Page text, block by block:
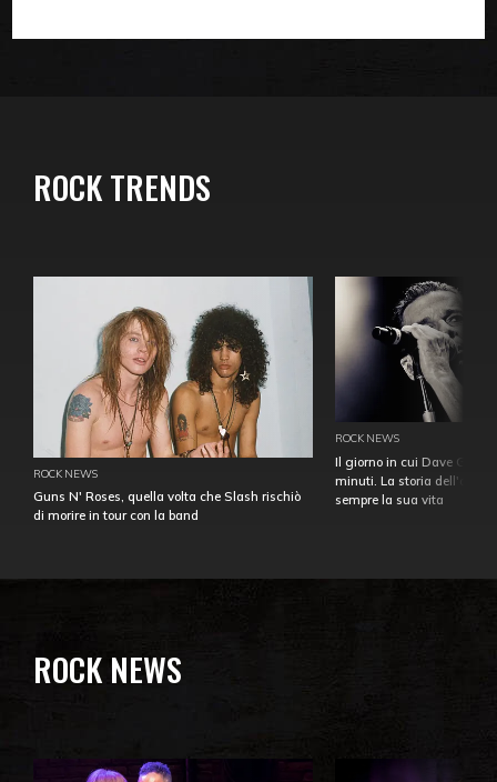
ROCK TRENDS
ROCK NEWS
Guns N' Roses, quella volta che Slash rischiò
di morire in tour con la band
ROCK NEWS
Il giorno in cui Dave
minuti. La storia
sempre la sua vita
ROCK NEWS